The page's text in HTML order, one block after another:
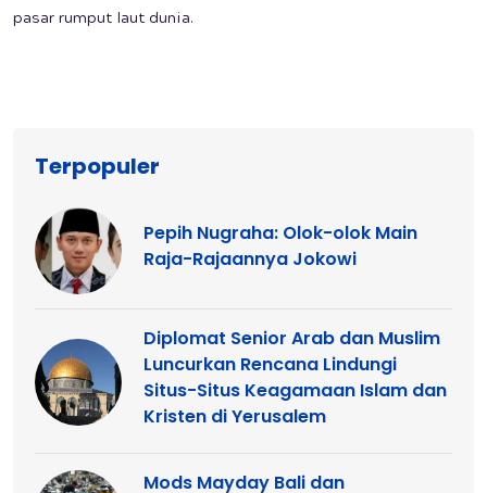
pasar rumput laut dunia.
Terpopuler
Pepih Nugraha: Olok-olok Main
Raja-Rajaannya Jokowi
Diplomat Senior Arab dan Muslim
Luncurkan Rencana Lindungi
Situs-Situs Keagamaan Islam dan
Kristen di Yerusalem
Mods Mayday Bali dan